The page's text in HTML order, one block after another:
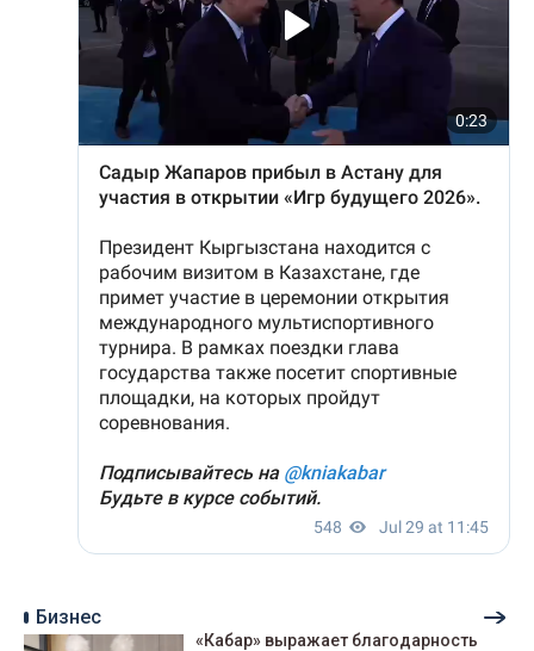
Бизнес
«Кабар» выражает благодарность